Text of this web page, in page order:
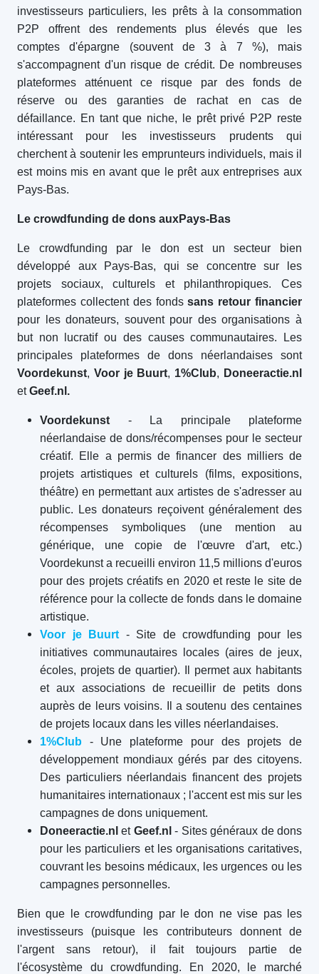
investisseurs particuliers, les prêts à la consommation
P2P offrent des rendements plus élevés que les
comptes d'épargne (souvent de 3 à 7 %), mais
s'accompagnent d'un risque de crédit. De nombreuses
plateformes atténuent ce risque par des fonds de
réserve ou des garanties de rachat en cas de
défaillance. En tant que niche, le prêt privé P2P reste
intéressant pour les investisseurs prudents qui
cherchent à soutenir les emprunteurs individuels, mais il
est moins mis en avant que le prêt aux entreprises aux
Pays-Bas.
Le crowdfunding de dons auxPays-Bas
Le crowdfunding par le don est un secteur bien
développé aux Pays-Bas, qui se concentre sur les
projets sociaux, culturels et philanthropiques. Ces
plateformes collectent des fondssans retour financier
pour les donateurs, souvent pour des organisations à
but non lucratif ou des causes communautaires. Les
principales plateformes de dons néerlandaises sont
Voordekunst, Voor je Buurt, 1%Club, Doneeractie.nl
etGeef.nl.
Voordekunst - La principale plateforme
néerlandaise de dons/récompenses pour le secteur
créatif. Elle a permis de financer des milliers de
projets artistiques et culturels (films, expositions,
théâtre) en permettant aux artistes de s'adresser au
public. Les donateurs reçoivent généralement des
récompenses symboliques (une mention au
générique, une copie de l'œuvre d'art, etc.)
Voordekunst a recueilli environ 11,5 millions d'euros
pour des projets créatifs en 2020 et reste le site de
référence pour la collecte de fonds dans le domaine
artistique.
Voor je Buurt - Site de crowdfunding pour les
initiatives communautaires locales (aires de jeux,
écoles, projets de quartier). Il permet aux habitants
et aux associations de recueillir de petits dons
auprès de leurs voisins. Il a soutenu des centaines
de projets locaux dans les villes néerlandaises.
1%Club - Une plateforme pour des projets de
développement mondiaux gérés par des citoyens.
Des particuliers néerlandais financent des projets
humanitaires internationaux ; l'accent est mis sur les
campagnes de dons uniquement.
Doneeractie.nl et Geef.nl - Sites généraux de dons
pour les particuliers et les organisations caritatives,
couvrant les besoins médicaux, les urgences ou les
campagnes personnelles.
Bien que le crowdfunding par le don ne vise pas les
investisseurs (puisque les contributeurs donnent de
l'argent sans retour), il fait toujours partie de
l'écosystème du crowdfunding. En 2020, le marché